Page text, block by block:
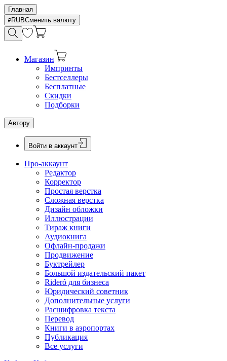
Главная
RUBСменить валюту
Магазин
Импринты
Бестселлеры
Бесплатные
Скидки
Подборки
Автору
Войти в аккаунт
Про-аккаунт
Редактор
Корректор
Простая верстка
Сложная верстка
Дизайн обложки
Иллюстрации
Тираж книги
Аудиокнига
Офлайн-продажи
Продвижение
Буктрейлер
Большой издательский пакет
Rideró для бизнеса
Юридический советник
Дополнительные услуги
Расшифровка текста
Перевод
Книги в аэропортах
Публикация
Все услуги